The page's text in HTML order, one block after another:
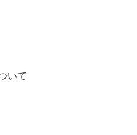
いて